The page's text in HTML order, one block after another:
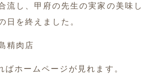
流し、甲府の先生の実家の美味し
日を終えました。
精肉店
ホームページが見れます。